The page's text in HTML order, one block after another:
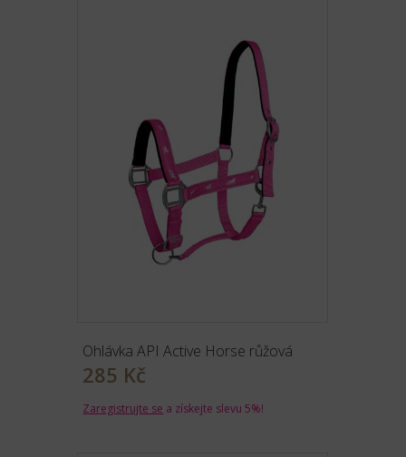
Ohlávka API Active Horse růžová
285 Kč
Zaregistrujte se a získejte slevu 5%!